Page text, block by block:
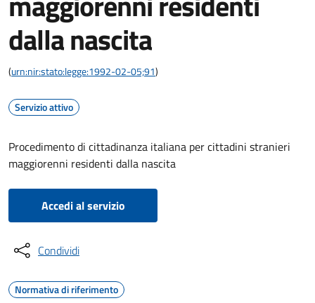
dalla nascita
(urn:nir:stato:legge:1992-02-05;91)
Servizio attivo
Procedimento di cittadinanza italiana per cittadini stranieri
maggiorenni residenti dalla nascita
Accedi al servizio
Condividi
Normativa di riferimento